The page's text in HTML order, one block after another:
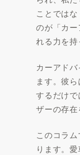
ことでは
のが「カ
れる力を持
カーアド
ます。彼
するだけ
ザーの存
このコラ
ります。